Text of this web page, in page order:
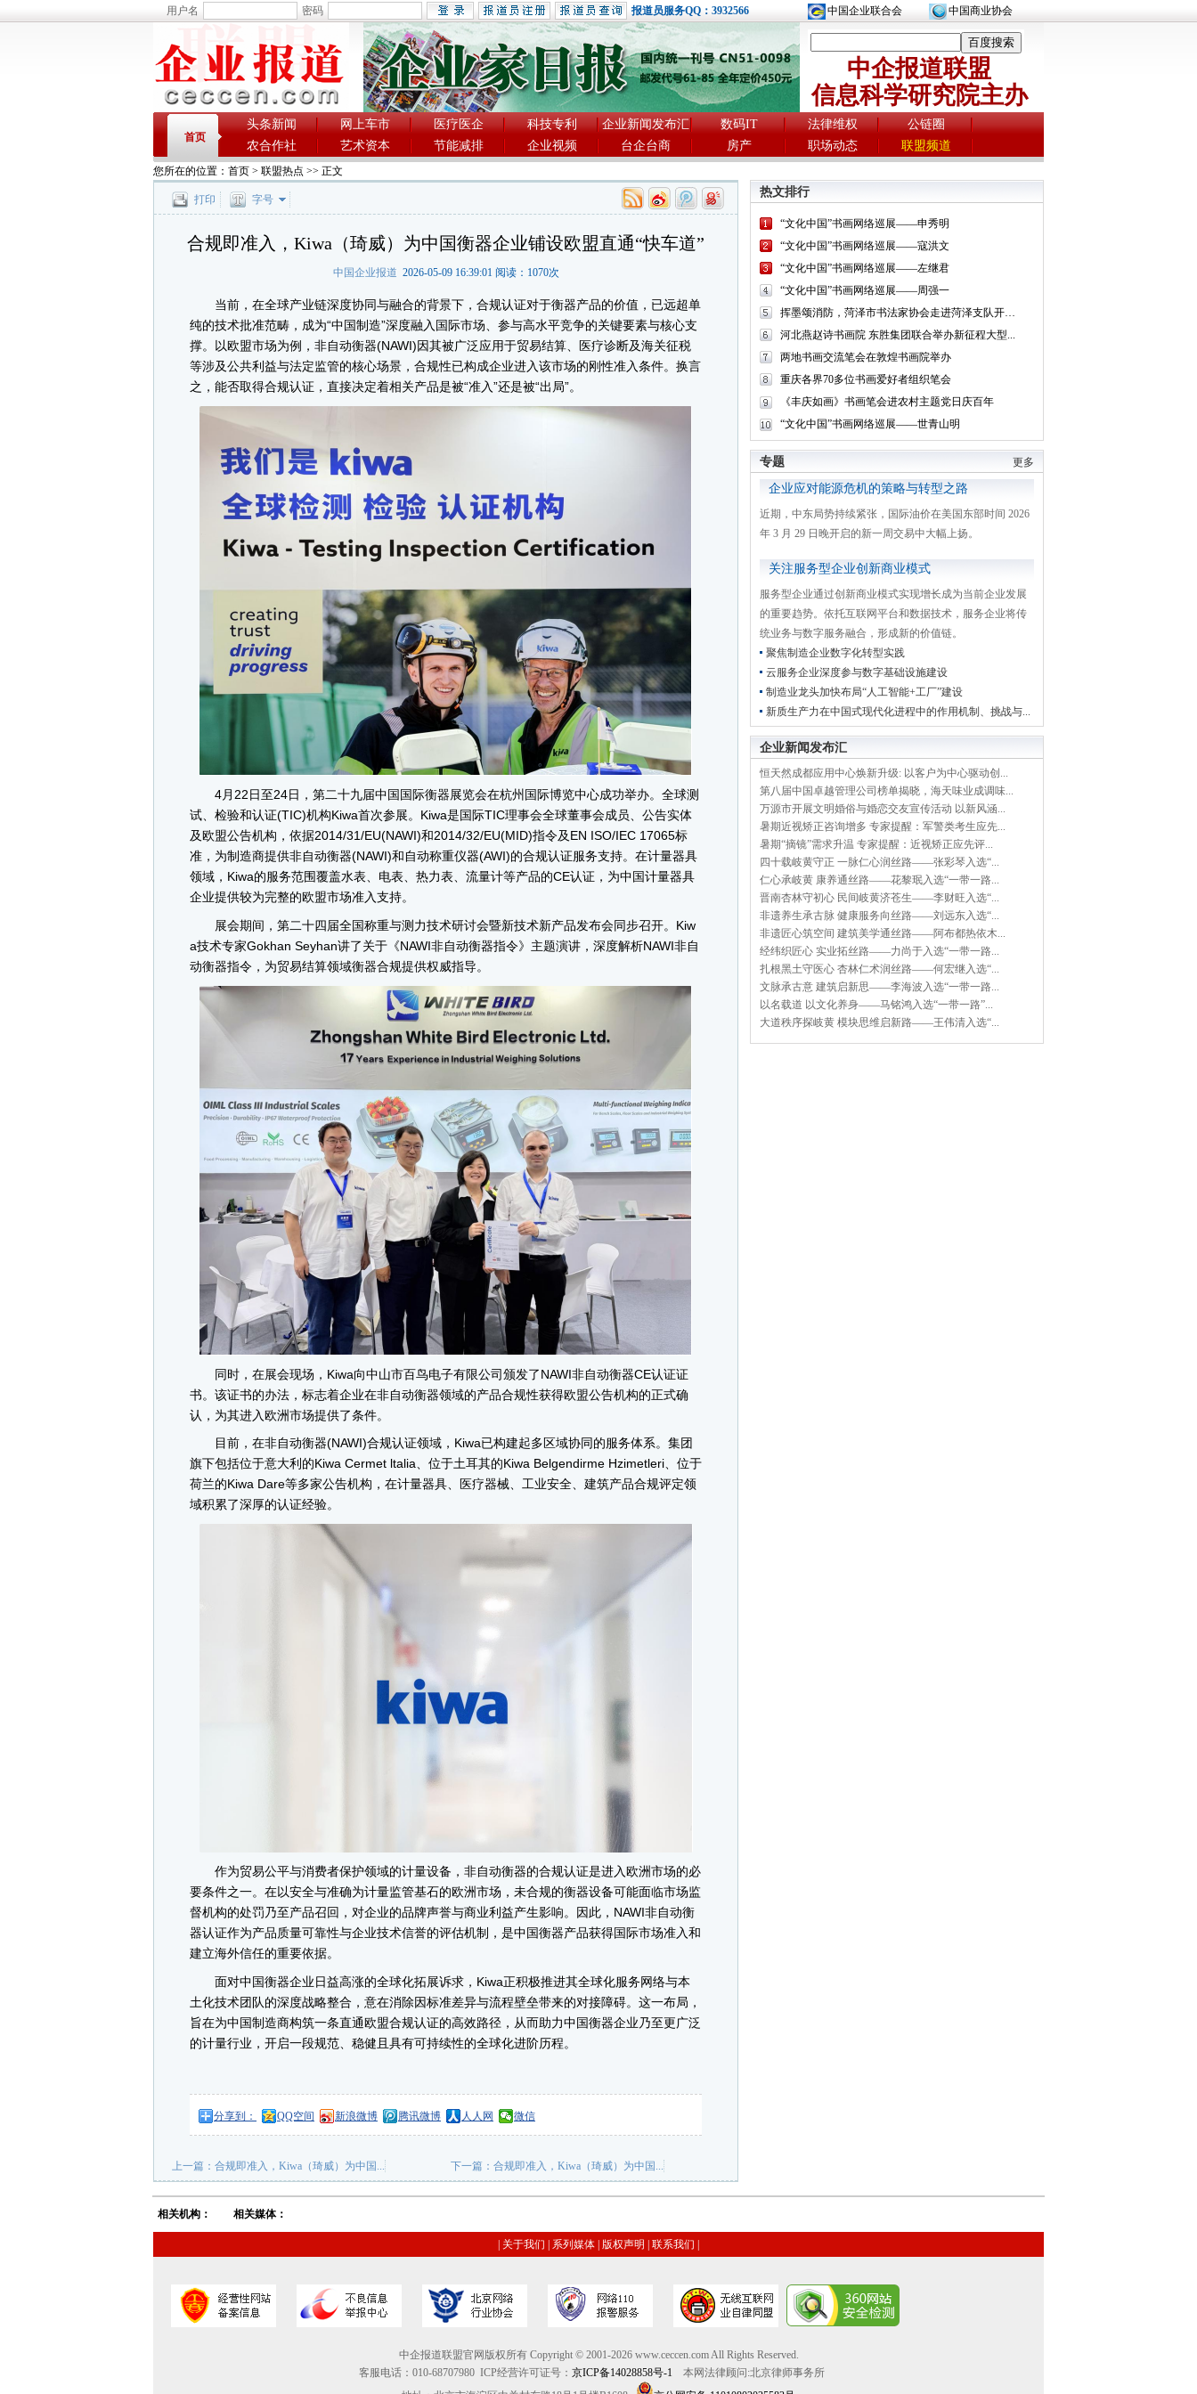
中国企业联合会 中国商业协会
用户名 密码 报道员服务QQ：3932566
中企报道联盟
信息科学研究院主办
首页
头条新闻 网上车市 医疗医企 科技专利 企业新闻发布汇 数码IT 法律维权
公链圈
农合作社
艺术资本 节能减排 企业视频 台企台商 房产 职场动态 联盟频道
您所在的位置： 首页 > 联盟热点 >> 正文
打印 字号
合规即准入，Kiwa（琦威）为中国衡器企业铺设欧盟直通“快车道”
中国企业报道 2026-05-09 16:39:01 阅读： 1070次
当前，在全球产业链深度协同与融合的背景下，合规认证对于衡器产品的价值，已远超单
纯的技术批准范畴，成为“中国制造”深度融入国际市场、参与高水平竞争的关键要素与核心支
撑。以欧盟市场为例，非自动衡器(NAWI)因其被广泛应用于贸易结算、医疗诊断及海关征税
等涉及公共利益与法定监管的核心场景，合规性已构成企业进入该市场的刚性准入条件。换言
之，能否取得合规认证，直接决定着相关产品是被“准入”还是被“出局”。
4月22日至24日，第二十九届中国国际衡器展览会在杭州国际博览中心成功举办。全球测
试、检验和认证(TIC)机构Kiwa首次参展。Kiwa是国际TIC理事会全球董事会成员、公告实体
及欧盟公告机构，依据2014/31/EU(NAWI)和2014/32/EU(MID)指令及EN ISO/IEC 17065标
准，为制造商提供非自动衡器(NAWI)和自动称重仪器(AWI)的合规认证服务支持。在计量器具
领域，Kiwa的服务范围覆盖水表、电表、热力表、流量计等产品的CE认证，为中国计量器具
企业提供较为完整的欧盟市场准入支持。
展会期间，第二十四届全国称重与测力技术研讨会暨新技术新产品发布会同步召开。Kiw
a技术专家Gokhan Seyhan讲了关于《NAWI非自动衡器指令》主题演讲，深度解析NAWI非自
动衡器指令，为贸易结算领域衡器合规提供权威指导。
同时，在展会现场，Kiwa向中山市百鸟电子有限公司颁发了NAWI非自动衡器CE认证证
书。该证书的办法，标志着企业在非自动衡器领域的产品合规性获得欧盟公告机构的正式确
认，为其进入欧洲市场提供了条件。
目前，在非自动衡器(NAWI)合规认证领域，Kiwa已构建起多区域协同的服务体系。集团
旗下包括位于意大利的Kiwa Cermet ltalia、位于土耳其的Kiwa Belgendirme Hzimetleri、位于
荷兰的Kiwa Dare等多家公告机构，在计量器具、医疗器械、工业安全、建筑产品合规评定领
域积累了深厚的认证经验。
作为贸易公平与消费者保护领域的计量设备，非自动衡器的合规认证是进入欧洲市场的必
要条件之一。在以安全与准确为计量监管基石的欧洲市场，未合规的衡器设备可能面临市场监
督机构的处罚乃至产品召回，对企业的品牌声誉与商业利益产生影响。因此，NAWI非自动衡
器认证作为产品质量可靠性与企业技术信誉的评估机制，是中国衡器产品获得国际市场准入和
建立海外信任的重要依据。
面对中国衡器企业日益高涨的全球化拓展诉求，Kiwa正积极推进其全球化服务网络与本
土化技术团队的深度战略整合，意在消除因标准差异与流程壁垒带来的对接障碍。这一布局，
旨在为中国制造商构筑一条直通欧盟合规认证的高效路径，从而助力中国衡器企业乃至更广泛
的计量行业，开启一段规范、稳健且具有可持续性的全球化进阶历程。
分享到： QQ空间 新浪微博 腾讯微博 人人网 微信
上一篇： 合规即准入，Kiwa（琦威）为中国... 下一篇： 合规即准入，Kiwa（琦威）为中国...
热文排行
“文化中国”书画网络巡展——申秀明
“文化中国”书画网络巡展——寇洪文
“文化中国”书画网络巡展——左继君
“文化中国”书画网络巡展——周强一
挥墨颂消防，菏泽市书法家协会走进菏泽支队开展...
河北燕赵诗书画院 东胜集团联合举办新征程大型...
两地书画交流笔会在敦煌书画院举办
重庆各界70多位书画爱好者组织笔会
《丰庆如画》书画笔会进农村主题党日庆百年
“文化中国”书画网络巡展——世青山明
更多
专题
企业应对能源危机的策略与转型之路
近期，中东局势持续紧张，国际油价在美国东部时间 2026
年 3 月 29 日晚开启的新一周交易中大幅上扬。
关注服务型企业创新商业模式
服务型企业通过创新商业模式实现增长成为当前企业发展
的重要趋势。依托互联网平台和数据技术，服务企业将传
统业务与数字服务融合，形成新的价值链。
聚焦制造企业数字化转型实践
云服务企业深度参与数字基础设施建设
制造业龙头加快布局“人工智能+工厂”建设
新质生产力在中国式现代化进程中的作用机制、挑战与...
企业新闻发布汇
恒天然成都应用中心焕新升级: 以客户为中心驱动创...
第八届中国卓越管理公司榜单揭晓，海天味业成调味...
万源市开展文明婚俗与婚恋交友宣传活动 以新风涵...
暑期近视矫正咨询增多 专家提醒：军警类考生应先...
暑期“摘镜”需求升温 专家提醒：近视矫正应先评...
四十载岐黄守正 一脉仁心润丝路——张彩琴入选“...
仁心承岐黄 康养通丝路——花黎珉入选“一带一路...
晋南杏林守初心 民间岐黄济苍生——李财旺入选“...
非遗养生承古脉 健康服务向丝路——刘远东入选“...
非遗匠心筑空间 建筑美学通丝路——阿布都热依木...
经纬织匠心 实业拓丝路——力尚于入选“一带一路...
扎根黑土守医心 杏林仁术润丝路——何宏继入选“...
文脉承古意 建筑启新思——李海波入选“一带一路...
以名载道 以文化养身——马铭鸿入选“一带一路”...
大道秩序探岐黄 模块思维启新路——王伟清入选“...
相关机构： 相关媒体：
关于我们 系列媒体 版权声明 联系我们
中企报道联盟官网版权所有 Copyright © 2001-2026 www.ceccen.com All Rights Reserved.
客服电话：010-68707980 ICP经营许可证号： 京ICP备14028858号-1 本网法律顾问:北京律师事务所